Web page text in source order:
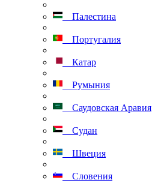
Палестина
Португалия
Катар
Румыния
Саудовская Аравия
Судан
Швеция
Словения